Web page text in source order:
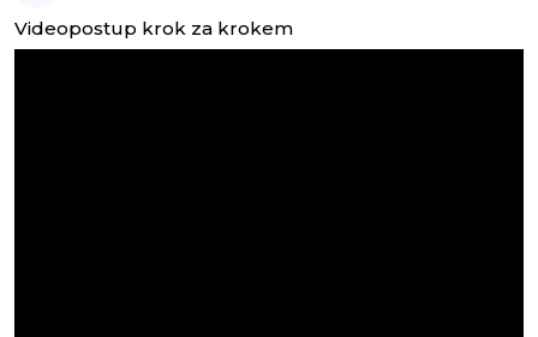
Videopostup krok za krokem